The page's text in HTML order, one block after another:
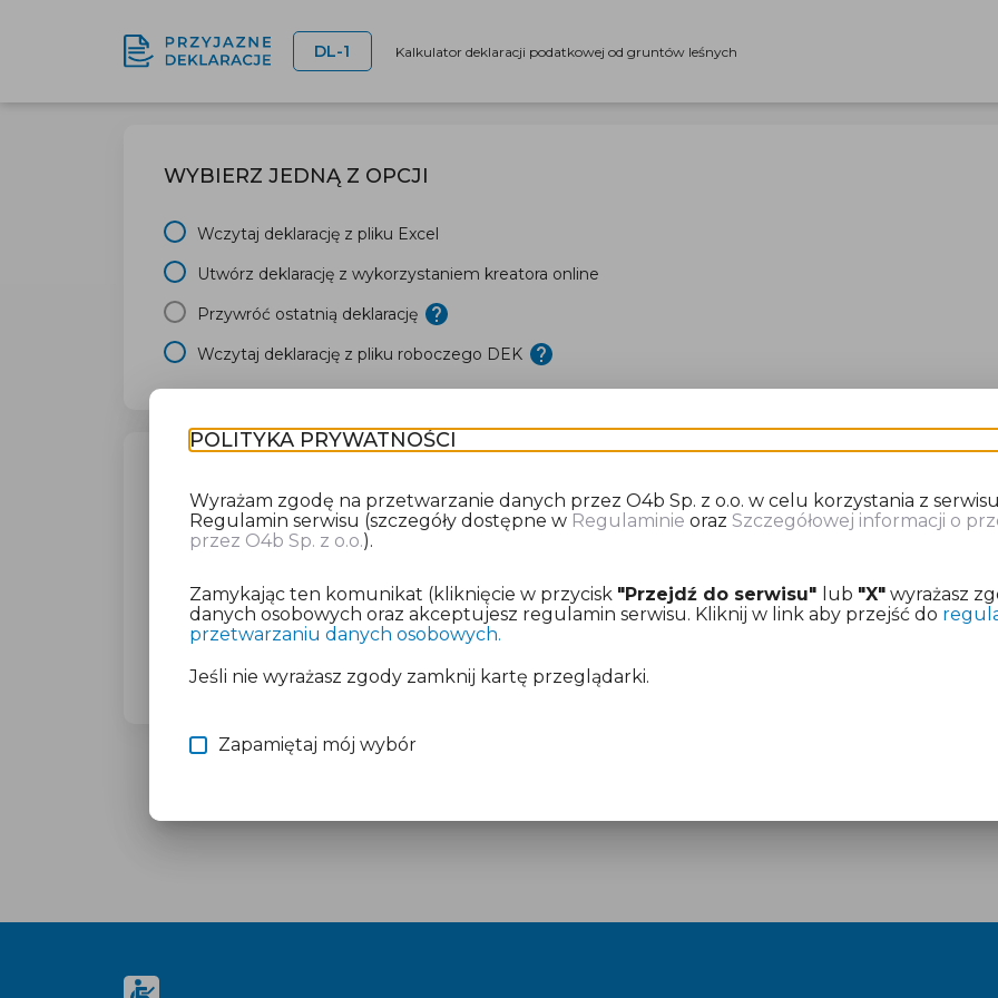
DL-1 Kalkulator deklaracji podatkowej od gruntów leśnych
WYBIERZ JEDNĄ Z OPCJI
Wczytaj deklarację z pliku Excel
Utwórz deklarację z wykorzystaniem kreatora online
Przywróć ostatnią deklarację
Wczytaj deklarację z pliku roboczego DEK
Dla wybranego miasta poprosimy Cię o dokonanie opłaty za przygotowanie deklaracji
Nie martw się o płatność, jeśli masz już aktywny dostęp.
Więcej informacji znajdziesz w dokumentach: Regulamin
POLITYKA PRYWATNOŚCI
Wyrażam zgodę na przetwarzanie danych przez O4b Sp. z o.o. w celu korzystania z
Regulamin serwisu (szczegóły dostępne w Regulaminie orazSzczegółowej informacji o
przez O4b Sp. z o.o.).
Zamykając ten komunikat (kliknięcie w przycisk "Przejdź do serwisu" lub "X" wyrażasz
danych osobowych oraz akceptujesz regulamin serwisu. Kliknij w link aby przejść do
przetwarzaniu danych osobowych.
Jeśli nie wyrażasz zgody zamknij kartę przeglądarki.
Zapamiętaj mój wybór